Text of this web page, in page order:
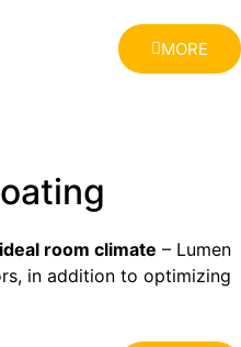
MORE
room climate – Lumen
in addition to optimizing